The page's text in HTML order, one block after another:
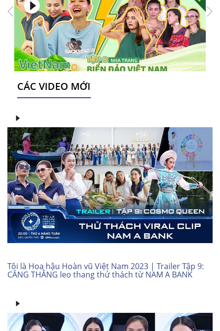
CÁC VIDEO MỚI
Tôi là Hoa hậu Hoàn vũ Việt Nam 2023 | Trailer Tập 9:
CĂNG THẲNG leo thang thử thách từ NAM A BANK